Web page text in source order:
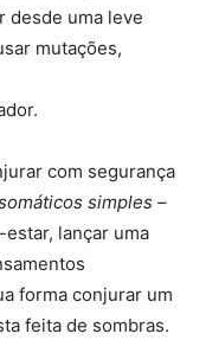
desde uma leve
mutações,
com segurança
simples –
lançar uma
forma conjurar um
feita de sombras.